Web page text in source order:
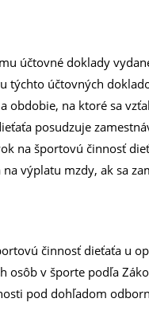
účtovné doklady
týchto účtovných
obdobie, na ktoré sa
posudzuje
na športovú činnosť
výplatu mzdy, ak sa
činnosť dieťaťa u
osôb v športe podľa
pod dohľadom